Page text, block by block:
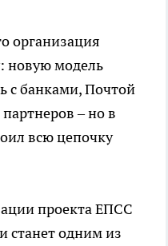
организация
новую модель
с банками, Почтой
– но в
всю цепочку
проекта ЕПСС
станет одним из